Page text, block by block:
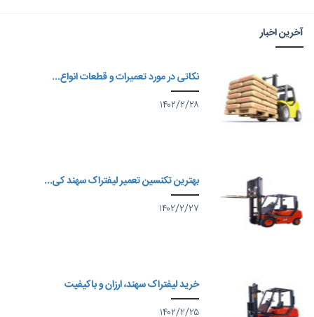
آخرین اخبار
نکاتی در مورد تعمیرات و قطعات انواع...
۱۴۰۲/۲/۲۸
بهترین تکنسین تعمیر لیفتراک سهند کی...
۱۴۰۲/۲/۲۷
خرید لیفتراک سهند، ارزان و باکیفیت
۱۴۰۲/۲/۲۵